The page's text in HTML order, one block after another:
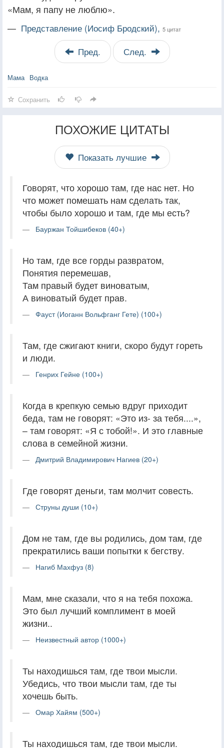
«Мам, я папу не люблю».
— Представление (Иосиф Бродский), 5 цитат
Пред. След.
Мама Водка
Сохранить
ПОХОЖИЕ ЦИТАТЫ
Показать лучшие
Говорят, что хорошо там, где нас нет. Но
что может помешать нам сделать так,
чтобы было хорошо и там, где мы есть?
Бауржан Тойшибеков (40+)
Но там, где все горды развратом,
Понятия перемешав,
Там правый будет виноватым,
А виноватый будет прав.
Фауст (Иоганн Вольфганг Гете) (100+)
Там, где сжигают книги, скоро будут гореть
и люди.
Генрих Гейне (100+)
Когда в крепкую семью вдруг приходит
беда, там не говорят: «Это из- за тебя....»,
– там говорят: «Я с тобой!». И это главные
слова в семейной жизни.
Дмитрий Владимирович Нагиев (20+)
Где говорят деньги, там молчит совесть.
Струны души (10+)
Дом не там, где вы родились, дом там, где
прекратились ваши попытки к бегству.
Нагиб Махфуз (8)
Мам, мне сказали, что я на тебя похожа.
Это был лучший комплимент в моей
жизни..
Неизвестный автор (1000+)
Ты находишься там, где твои мысли.
Убедись, что твои мысли там, где ты
хочешь быть.
Омар Хайям (500+)
Ты находишься там, где твои мысли.